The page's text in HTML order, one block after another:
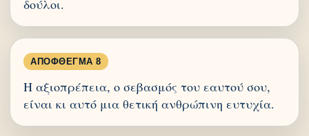
δούλοι.
ΑΠΌΦΘΕΓΜΑ 8
Η αξιοπρέπεια, ο σεβασμός του εαυτού σου,
είναι κι αυτό μια θετική ανθρώπινη ευτυχία.